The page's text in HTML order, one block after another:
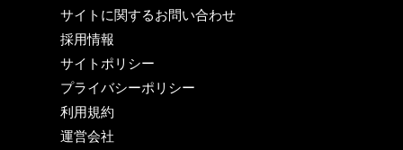
サイトに関するお問い合わせ
採用情報
サイトポリシー
プライバシーポリシー
利用規約
運営会社